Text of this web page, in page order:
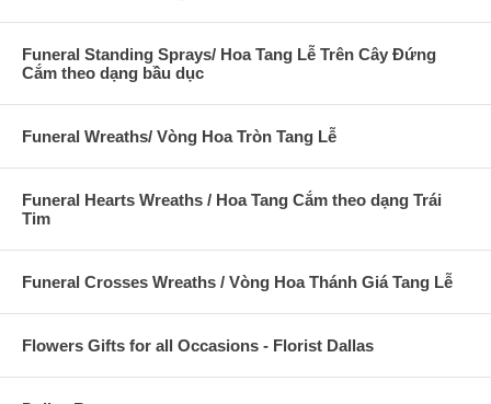
Funeral Standing Sprays/ Hoa Tang Lễ Trên Cây Đứng
Cắm theo dạng bầu dục
Funeral Wreaths/ Vòng Hoa Tròn Tang Lễ
Funeral Hearts Wreaths / Hoa Tang Cắm theo dạng Trái
Tim
Funeral Crosses Wreaths / Vòng Hoa Thánh Giá Tang Lễ
Flowers Gifts for all Occasions - Florist Dallas